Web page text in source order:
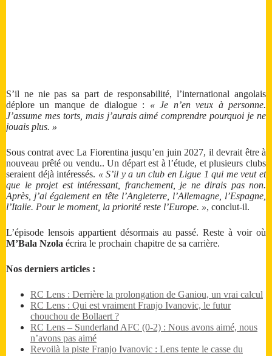
S’il ne nie pas sa part de responsabilité, l’international angolais
déplore un manque de dialogue : « Je n’en veux à personne.
J’assume mes torts, mais j’aurais aimé comprendre pourquoi je ne
jouais plus. »
Sous contrat avec La Fiorentina jusqu’en juin 2027, il devrait être à
nouveau prêté ou vendu.. Un départ est à l’étude, et plusieurs clubs
seraient déjà intéressés. « S’il y a un club en Ligue 1 qui me veut et
que le projet est intéressant, franchement, je ne dirais pas non.
Après, j’ai également en tête l’Angleterre, l’Allemagne, l’Espagne,
l’Italie. Pour le moment, la priorité reste l’Europe. », conclut-il.
L’épisode lensois appartient désormais au passé. Reste à voir où
M’Bala Nzola écrira le prochain chapitre de sa carrière.
Nos derniers articles :
RC Lens : Derrière la prolongation de Ganiou, un vrai calcul
RC Lens : Qui est vraiment Franjo Ivanovic, le futur
chouchou de Bollaert ?
RC Lens – Sunderland AFC (0-2) : Nous avons aimé, nous
n’avons pas aimé
Revoilà la piste Franjo Ivanovic : Lens tente le casse du